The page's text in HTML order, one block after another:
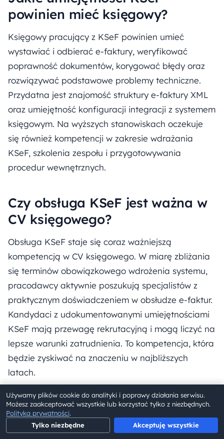
powinien mieć księgowy?
Księgowy pracujący z KSeF powinien umieć
wystawiać i odbierać e-faktury, weryfikować
poprawność dokumentów, korygować błędy oraz
rozwiązywać podstawowe problemy techniczne.
Przydatna jest znajomość struktury e-faktury XML
oraz umiejętność konfiguracji integracji z systemem
księgowym. Na wyższych stanowiskach oczekuje
się również kompetencji w zakresie wdrażania
KSeF, szkolenia zespołu i przygotowywania
procedur wewnętrznych.
Czy obsługa KSeF jest ważna w
CV księgowego?
Obsługa KSeF staje się coraz ważniejszą
kompetencją w CV księgowego. W miarę zbliżania
się terminów obowiązkowego wdrożenia systemu,
pracodawcy aktywnie poszukują specjalistów z
praktycznym doświadczeniem w obsłudze e-faktur.
Kandydaci z udokumentowanymi umiejętnościami
KSeF mają przewagę rekrutacyjną i mogą liczyć na
lepsze warunki zatrudnienia. To kompetencja, która
będzie zyskiwać na znaczeniu w najbliższych
latach.
Jak się przygotować do pracy z
KSeF?
Używamy plików cookie do analityki i poprawy działania serwisu.
Możesz zaakceptować wszystkie lub korzystać tylko z niezbędnych.
Polityka prywatności.
Tylko niezbędne
Akceptuję wszystkie